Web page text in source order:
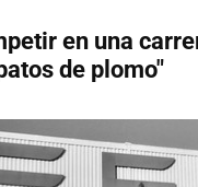
en una
de plomo"